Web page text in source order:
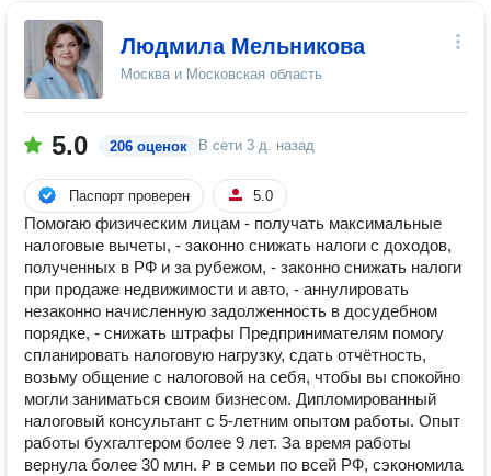
Людмила Мельникова
Москва и Московская область
5.0 206 оценок В сети 3 д. назад
Паспорт проверен 5.0
Помогаю физическим лицам - получать максимальные
налоговые вычеты, - законно снижать налоги с доходов,
полученных в РФ и за рубежом, - законно снижать налоги
при продаже недвижимости и авто, - аннулировать
незаконно начисленную задолженность в досудебном
порядке, - снижать штрафы Предпринимателям помогу
спланировать налоговую нагрузку, сдать отчётность,
возьму общение с налоговой на себя, чтобы вы спокойно
могли заниматься своим бизнесом. Дипломированный
налоговый консультант с 5-летним опытом работы. Опыт
работы бухгалтером более 9 лет. За время работы
вернула более 30 млн. ₽ в семьи по всей РФ, сэкономила